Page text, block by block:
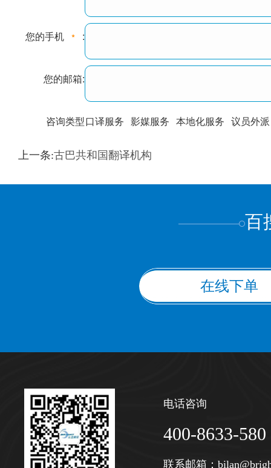
您的手机 :
您的邮箱:
咨询类型口译服务 影媒服务 本地化服务 议员外派
训翻译 标准级
上一条:古巴共和国翻译机构
百
在线下单
电话咨询
400-8633-580
联系邮箱：